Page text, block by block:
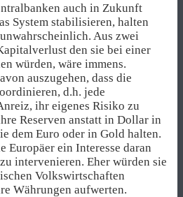
auch in Zukunft
System stabilisieren, halten
Aus zwei
den sie bei einer
würden, wäre immens.
auszugehen, dass die
d.h. jede
ihr eigenes Risiko zu
Reserven anstatt in Dollar in
dem Euro oder in Gold halten.
Europäer ein Interesse daran
intervenieren. Eher würden sie
Volkswirtschaften
Währungen aufwerten.